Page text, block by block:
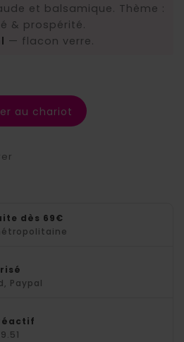
et balsamique. Thème :
& prospérité.
— flacon verre.
au chariot
dès 69€
Paypal